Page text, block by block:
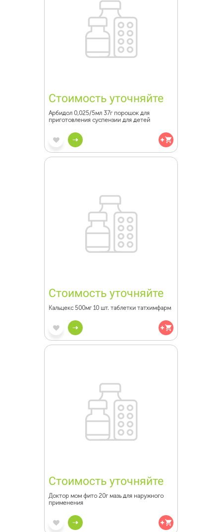
Стоимость уточняйте
Арбидол 0,025/5мл 37г порошок для
приготовления суспензии для детей
Стоимость уточняйте
Кальцекс 500мг 10 шт. таблетки татхимфарм
Стоимость уточняйте
Доктор мом фито 20г мазь для наружного
применения